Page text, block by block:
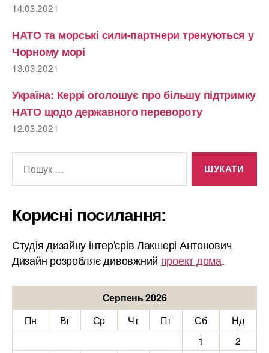
14.03.2021
НАТО та морські сили-партнери тренуються у
Чорному морі
13.03.2021
Україна: Керрі оголошує про більшу підтримку
НАТО щодо державного перевороту
12.03.2021
Корисні посилання:
Студія дизайну інтер'єрів Лакшері Антонович
Дизайн розробляє дивовжний проект дома.
Серпень 2026
Пн
Вт Ср Чт Пт Сб
Нд
1
2